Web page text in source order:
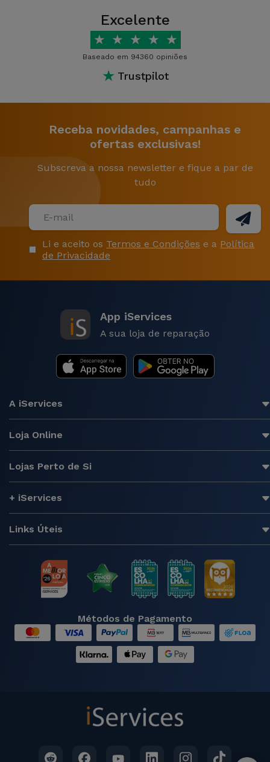
Excelente
★ ★ ★ ★ ★
Baseado em 94360 opiniões
★ Trustpilot
Receba novidades, campanhas e
ofertas exclusivas!
Subscreva a nossa newsletter e fique a par de
tudo
Li e aceito os Termos e Condições e a Política
de Privacidade
App iServices
A sua loja de reparação
A iServices
Loja Online
Lojas Perto de Si
+ iServices
Links Úteis
Métodos de Pagamento